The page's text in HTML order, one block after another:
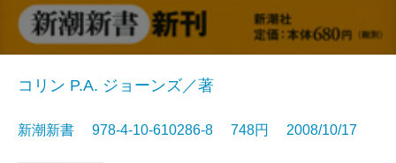
コリン P.A. ジョーンズ／著
新潮新書 978-4-10-610286-8 748円 2008/10/17